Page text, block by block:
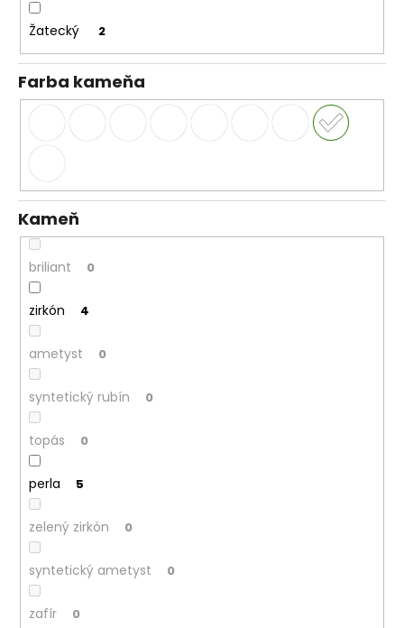
Žatecký 2
Farba kameňa
Kameň
briliant 0
zirkón 4
ametyst 0
syntetický rubín 0
topás 0
perla 5
zelený zirkón 0
syntetický ametyst 0
zafír 0